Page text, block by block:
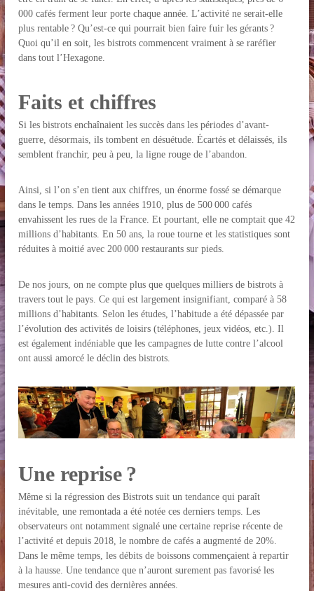
000 cafés ferment leur porte chaque année. L’activité ne serait-elle
plus rentable ? Qu’est-ce qui pourrait bien faire fuir les gérants ?
Quoi qu’il en soit, les bistrots commencent vraiment à se raréfier
dans tout l’Hexagone.
Faits et chiffres
Si les bistrots enchaînaient les succès dans les périodes d’avant-
guerre, désormais, ils tombent en désuétude. Écartés et délaissés, ils
semblent franchir, peu à peu, la ligne rouge de l’abandon.
Ainsi, si l’on s’en tient aux chiffres, un énorme fossé se démarque
dans le temps. Dans les années 1910, plus de 500 000 cafés
envahissent les rues de la France. Et pourtant, elle ne comptait que 42
millions d’habitants. En 50 ans, la roue tourne et les statistiques sont
réduites à moitié avec 200 000 restaurants sur pieds.
De nos jours, on ne compte plus que quelques milliers de bistrots à
travers tout le pays. Ce qui est largement insignifiant, comparé à 58
millions d’habitants. Selon les études, l’habitude a été dépassée par
l’évolution des activités de loisirs (téléphones, jeux vidéos, etc.). Il
est également indéniable que les campagnes de lutte contre l’alcool
ont aussi amorcé le déclin des bistrots.
Une reprise ?
Même si la régression des Bistrots suit un tendance qui paraît
inévitable, une remontada a été notée ces derniers temps. Les
observateurs ont notamment signalé une certaine reprise récente de
l’activité et depuis 2018, le nombre de cafés a augmenté de 20%.
Dans le même temps, les débits de boissons commençaient à repartir
à la hausse. Une tendance que n’auront surement pas favorisé les
mesures anti-covid des dernières années.